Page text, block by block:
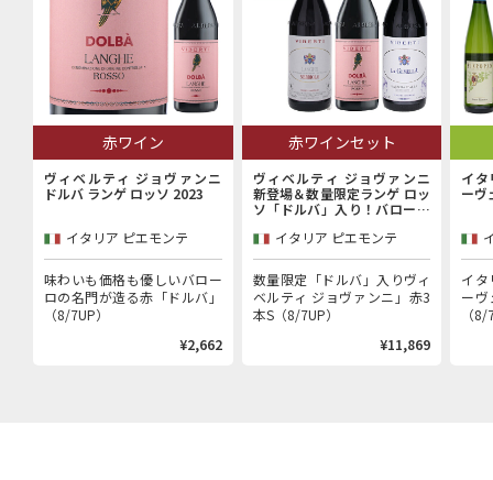
赤ワイン
ヴィベルティ ジョヴァンニ
ドルバ ランゲ ロッソ 2023
イタリア ピエモンテ
味わいも価格も優しいバロー
ロの名門が造る赤「ドルバ」
（8/7UP）
¥2,662
赤ワインセット
ヴィベルティ ジョヴァンニ
新登場＆数量限定ランゲ ロッ
ソ「ドルバ」入り！バローロ
産者「ヴィベルティ ジョヴァ
ンニ」赤3本セット
イタリア ピエモンテ
数量限定「ドルバ」入りヴィ
ベルティ ジョヴァンニ」赤3
本S（8/7UP）
¥11,869
イタ
ーヴ
イタ
ー
（